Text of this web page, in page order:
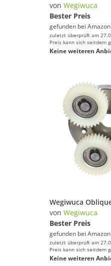
von Wegiwuca
Bester Preis
gefunden bei Amazon
zuletzt überprüft am
Preis kann sich seitdem
Keine weiteren
von Wegiwuca
Bester Preis
gefunden bei Amazon
zuletzt überprüft am
Preis kann sich seitdem
Keine weiteren